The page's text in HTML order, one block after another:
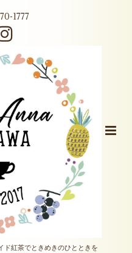
1777
ド紅茶でときめきのひとときを